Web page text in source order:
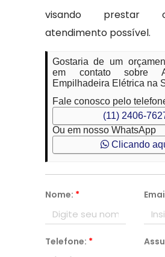
visando prestar
atendimento possível.
Gostaria de um
em contato sobre
Empilhadeira Elétrica na
Fale conosco pelo
(11) 2406-
Ou em nosso WhatsApp
Clicando
Nome: *
Telefone: *